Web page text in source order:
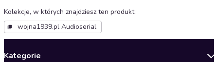
Kolekcje, w których znajdziesz ten produkt:
wojna1939.pl Audioserial
Kategorie